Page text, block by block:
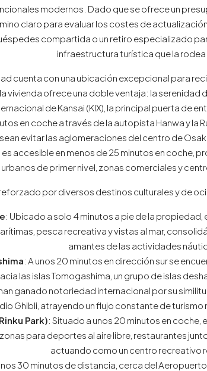
modernos. Dado que se ofrece un
claro para evaluar los costes de
compartida o un retiro especializado
infraestructura turística que la rodea.
cuenta con una ubicación excepcional para
la vivienda ofrece una doble ventaja: la
de Kansai (KIX), la principal puerta de
en coche a través de la autopista Hanwa y
evitar las aglomeraciones del centro de
accesible en menos de 25 minutos en coche,
urbanos de primer nivel, zonas comerciales y
por diversos destinos culturales y de
: Ubicado a solo 4 minutos a pie de la
pesca recreativa y vistas al mar,
amantes de las actividades
: A unos 20 minutos en dirección sur se
las islas Tomogashima, un grupo de islas
ganado notoriedad internacional por su
Ghibli, atrayendo un flujo constante de turismo
Park): Situado a unos 20 minutos en
para deportes al aire libre, restaurantes
actuando como un centro recreativo
30 minutos de distancia, cerca del